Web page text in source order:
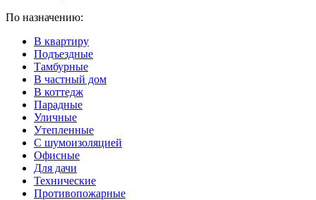
По назначению:
В квартиру
Подъездные
Тамбурные
В частный дом
В коттедж
Парадные
Уличные
Утепленные
C шумоизоляцией
Офисные
Для дачи
Технические
Противопожарные